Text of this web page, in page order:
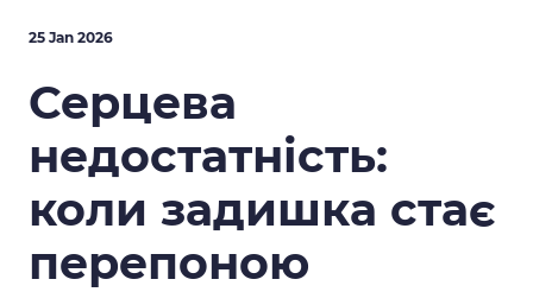
25 Jan 2026
Серцева
недостатність:
коли задишка стає
перепоною